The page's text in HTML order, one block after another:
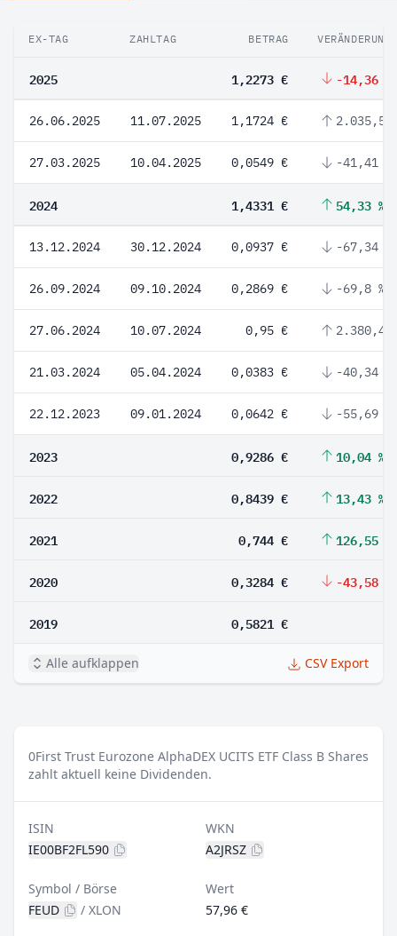
EX-TAG ZAHLTAG BETRAG VERÄNDERUNG
2025 1,2273 € -14,36 %
26.06.2025 11.07.2025 1,1724 € 2.035,52
27.03.2025 10.04.2025 0,0549 € -41,41 %
2024 1,4331 € 54,33 %
13.12.2024 30.12.2024 0,0937 € -67,34 %
26.09.2024 09.10.2024 0,2869 € -69,8 %
27.06.2024 10.07.2024 0,95 € 2.380,42
21.03.2024 05.04.2024 0,0383 € -40,34 %
22.12.2023 09.01.2024 0,0642 € -55,69 %
2023 0,9286 € 10,04 %
2022 0,8439 € 13,43 %
2021 0,744 € 126,55 %
2020 0,3284 € -43,58 %
2019 0,5821 €
Alle aufklappen CSV Export
0First Trust Eurozone AlphaDEX UCITS ETF Class B Shares
zahlt aktuell keine Dividenden.
ISIN
IE00BF2FL590
WKN
A2JRSZ
Symbol / Börse
FEUD
/ XLON
Wert
57,96 €